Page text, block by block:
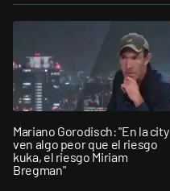
Mariano Gorodisch: "En la city
ven algo peor que el riesgo
kuka, el riesgo Miriam
Bregman"